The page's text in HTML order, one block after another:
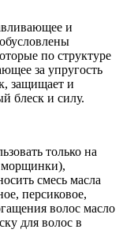
и
по структуре
за упругость
защищает и
блеск и силу.
только на
морщинки),
смесь масла
персиковое,
волос масло
для волос в